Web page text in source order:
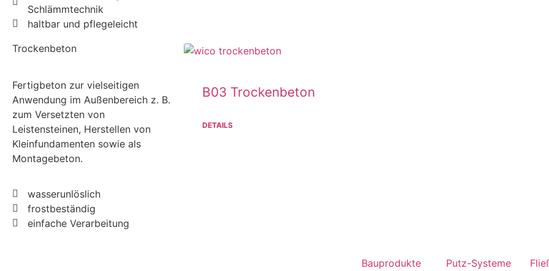
Schlämmtechnik
haltbar und pflegeleicht
Trockenbeton
Fertigbeton zur vielseitigen
Anwendung im Außenbereich z. B.
zum Versetzten von
Leistensteinen, Herstellen von
Kleinfundamenten sowie als
Montagebeton.
wasserunlöslich
frostbeständig
einfache Verarbeitung
B03 Trockenbeton
DETAILS
Bauprodukte Putz-Systeme